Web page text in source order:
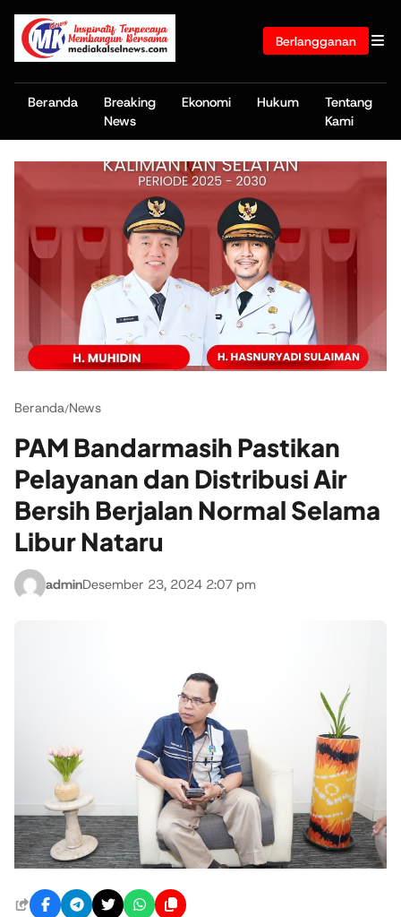
Berlangganan
Beranda
Breaking
News
Ekonomi Hukum
Tentang
Kami
Beranda/News
PAM Bandarmasih Pastikan
Pelayanan dan Distribusi Air
Bersih Berjalan Normal Selama
Libur Nataru
adminDesember 23, 2024 2:07 pm